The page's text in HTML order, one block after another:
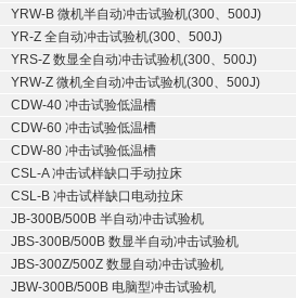
YRW-B 微机半自动冲击试验机(300、500J)
YR-Z 全自动冲击试验机(300、500J)
YRS-Z 数显全自动冲击试验机(300、500J)
YRW-Z 微机全自动冲击试验机(300、500J)
CDW-40 冲击试验低温槽
CDW-60 冲击试验低温槽
CDW-80 冲击试验低温槽
CSL-A 冲击试样缺口手动拉床
CSL-B 冲击试样缺口电动拉床
JB-300B/500B 半自动冲击试验机
JBS-300B/500B 数显半自动冲击试验机
JBS-300Z/500Z 数显自动冲击试验机
JBW-300B/500B 电脑型冲击试验机